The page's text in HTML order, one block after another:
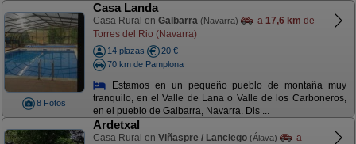
8 Fotos
Casa Landa
Casa Rural en Galbarra (Navarra) a 17,6 km de
Torres del Rio (Navarra)
14 plazas
20 €
70 km de Pamplona
Estamos en un pequeño pueblo de montaña muy
tranquilo, en el Valle de Lana o Valle de los Carboneros,
en el pueblo de Galbarra, Navarra. Dis ...
Ardetxal
Casa Rural en Viñaspre / Lanciego (Álava)
a